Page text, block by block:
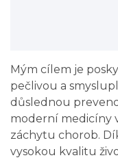
Mým cílem je
pečlivou a
důslednou
moderní medicíny
záchytu chorob.
vysokou kvalitu